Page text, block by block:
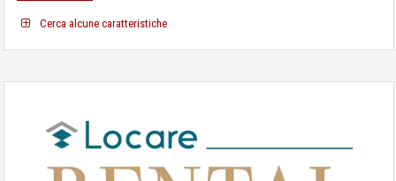
Cerca alcune caratteristiche